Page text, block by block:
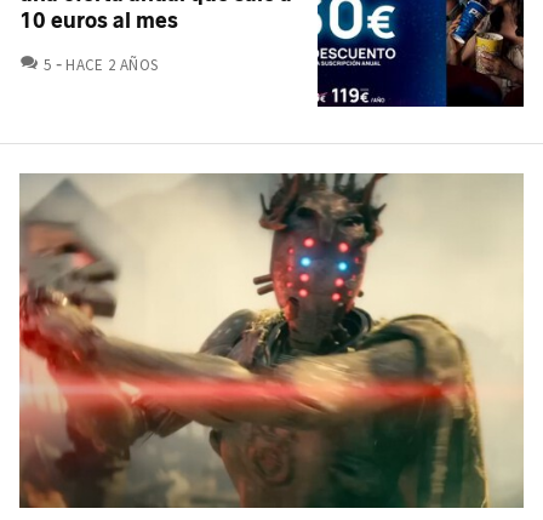
10 euros al mes
5 COMENTARIOS
HACE 2 AÑOS